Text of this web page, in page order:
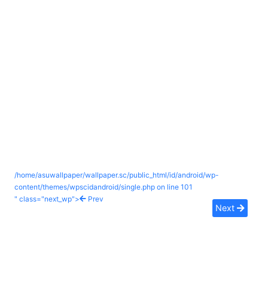
/home/asuwallpaper/wallpaper.sc/public_html/id/android/wp-
content/themes/wpscidandroid/single.php on line 101
" class="next_wp">
Prev
Next